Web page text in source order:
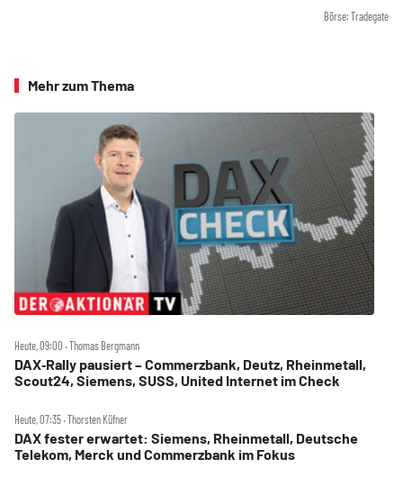
Börse: Tradegate
Mehr zum Thema
Heute, 09:00 ‧ Thomas Bergmann
DAX‑Rally pausiert – Commerzbank, Deutz, Rheinmetall,
Scout24, Siemens, SUSS, United Internet im Check
Heute, 07:35 ‧ Thorsten Küfner
DAX fester erwartet: Siemens, Rheinmetall, Deutsche
Telekom, Merck und Commerzbank im Fokus